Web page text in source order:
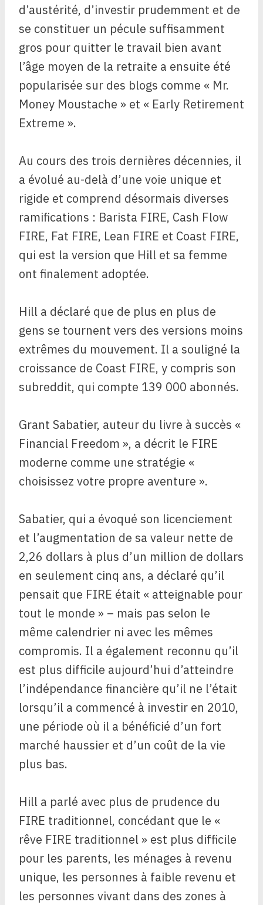
d’austérité, d’investir prudemment et de
se constituer un pécule suffisamment
gros pour quitter le travail bien avant
l’âge moyen de la retraite a ensuite été
popularisée sur des blogs comme « Mr.
Money Moustache » et « Early Retirement
Extreme ».
Au cours des trois dernières décennies, il
a évolué au-delà d’une voie unique et
rigide et comprend désormais diverses
ramifications : Barista FIRE, Cash Flow
FIRE, Fat FIRE, Lean FIRE et Coast FIRE,
qui est la version que Hill et sa femme
ont finalement adoptée.
Hill a déclaré que de plus en plus de
gens se tournent vers des versions moins
extrêmes du mouvement. Il a souligné la
croissance de Coast FIRE, y compris son
subreddit, qui compte 139 000 abonnés.
Grant Sabatier, auteur du livre à succès «
Financial Freedom », a décrit le FIRE
moderne comme une stratégie «
choisissez votre propre aventure ».
Sabatier, qui a évoqué son licenciement
et l’augmentation de sa valeur nette de
2,26 dollars à plus d’un million de dollars
en seulement cinq ans, a déclaré qu’il
pensait que FIRE était « atteignable pour
tout le monde » – mais pas selon le
même calendrier ni avec les mêmes
compromis. Il a également reconnu qu’il
est plus difficile aujourd’hui d’atteindre
l’indépendance financière qu’il ne l’était
lorsqu’il a commencé à investir en 2010,
une période où il a bénéficié d’un fort
marché haussier et d’un coût de la vie
plus bas.
Hill a parlé avec plus de prudence du
FIRE traditionnel, concédant que le «
rêve FIRE traditionnel » est plus difficile
pour les parents, les ménages à revenu
unique, les personnes à faible revenu et
les personnes vivant dans des zones à